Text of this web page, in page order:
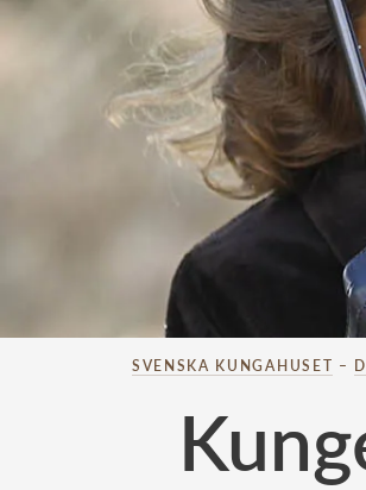
SVENSKA KUNGAHUSET –